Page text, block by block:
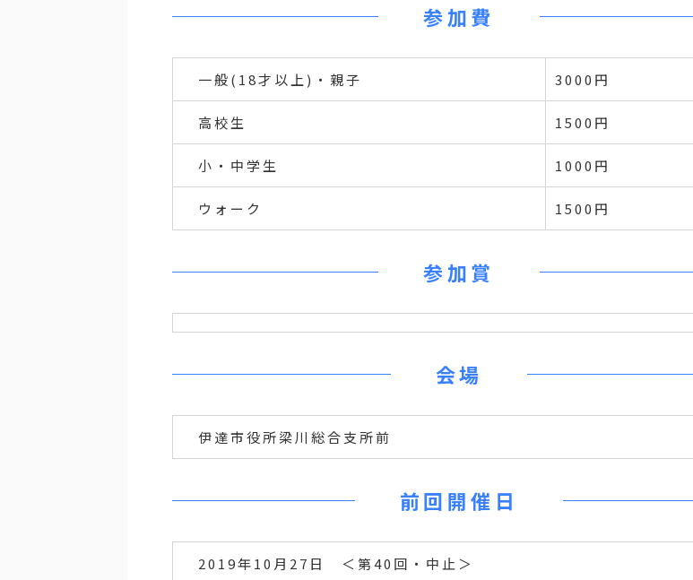
参加費
一般(18才以上)・親子 3000円
高校生 1500円
小・中学生 1000円
ウォーク 1500円
参加賞
会場
伊達市役所梁川総合支所前
前回開催日
2019年10月27日 ＜第40回・中止＞